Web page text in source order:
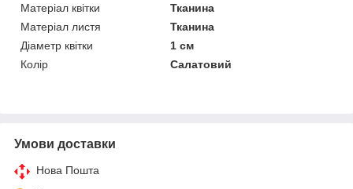
Матеріал квітки
Тканина
Матеріал листя
Тканина
Діаметр квітки
1 см
Колір
Салатовий
Умови доставки
Нова Пошта